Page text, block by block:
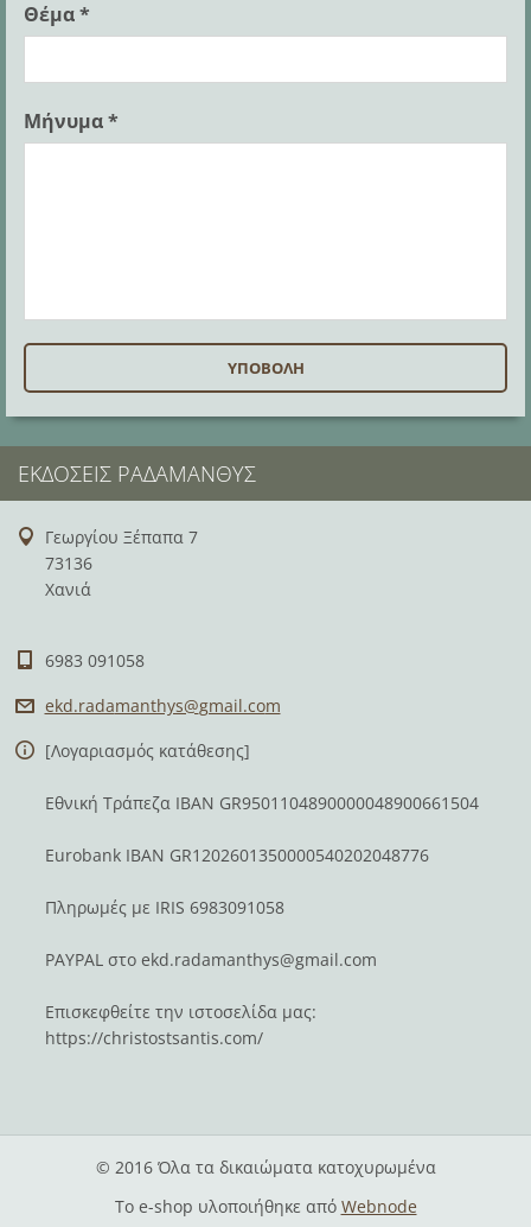
Θέμα *
Μήνυμα *
ΕΚΔΌΣΕΙΣ ΡΑΔΆΜΑΝΘΥΣ
Γεωργίου Ξέπαπα 7
73136
Χανιά
6983 091058
ekd.radamanthys@gmail.com
[Λογαριασμός κατάθεσης]
Εθνική Τράπεζα IBAN GR9501104890000048900661504
Eurobank IBAN GR1202601350000540202048776
Πληρωμές με IRIS 6983091058
PAYPAL στο ekd.radamanthys@gmail.com
Επισκεφθείτε την ιστοσελίδα μας:
https://christostsantis.com/
© 2016 Όλα τα δικαιώματα κατοχυρωμένα
Το e-shop υλοποιήθηκε από Webnode